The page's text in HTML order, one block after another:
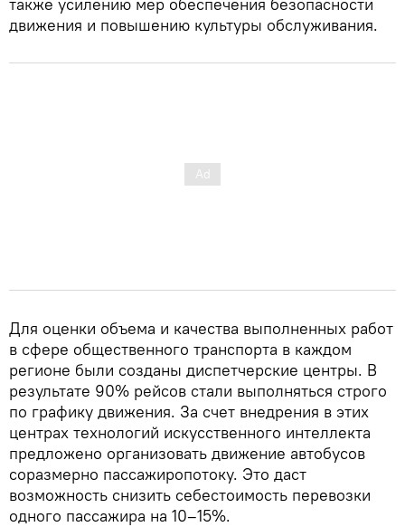
движения и повышению культуры обслуживания.
Для оценки объема и качества выполненных работ
в сфере общественного транспорта в каждом
регионе были созданы диспетчерские центры. В
результате 90% рейсов стали выполняться строго
по графику движения. За счет внедрения в этих
центрах технологий искусственного интеллекта
предложено организовать движение автобусов
соразмерно пассажиропотоку. Это даст
возможность снизить себестоимость перевозки
одного пассажира на 10–15%.